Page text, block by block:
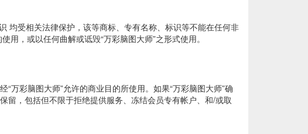
均受相关法律保护，该等商标、专有名称、标识等不能在任何非
用，或以任何曲解或诋毁“万彩脑图大师”之形式使用。
万彩脑图大师”允许的商业目的所使用。如果“万彩脑图大师”确
留，包括但不限于拒绝提供服务、冻结会员专有帐户、和/或取